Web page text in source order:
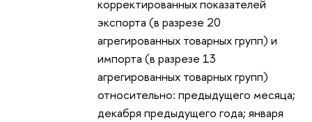
корректированных показателей
экспорта (в разрезе 20
агрегированных товарных групп) и
импорта (в разрезе 13
агрегированных товарных групп)
относительно: предыдущего месяца;
декабря предыдущего года; января